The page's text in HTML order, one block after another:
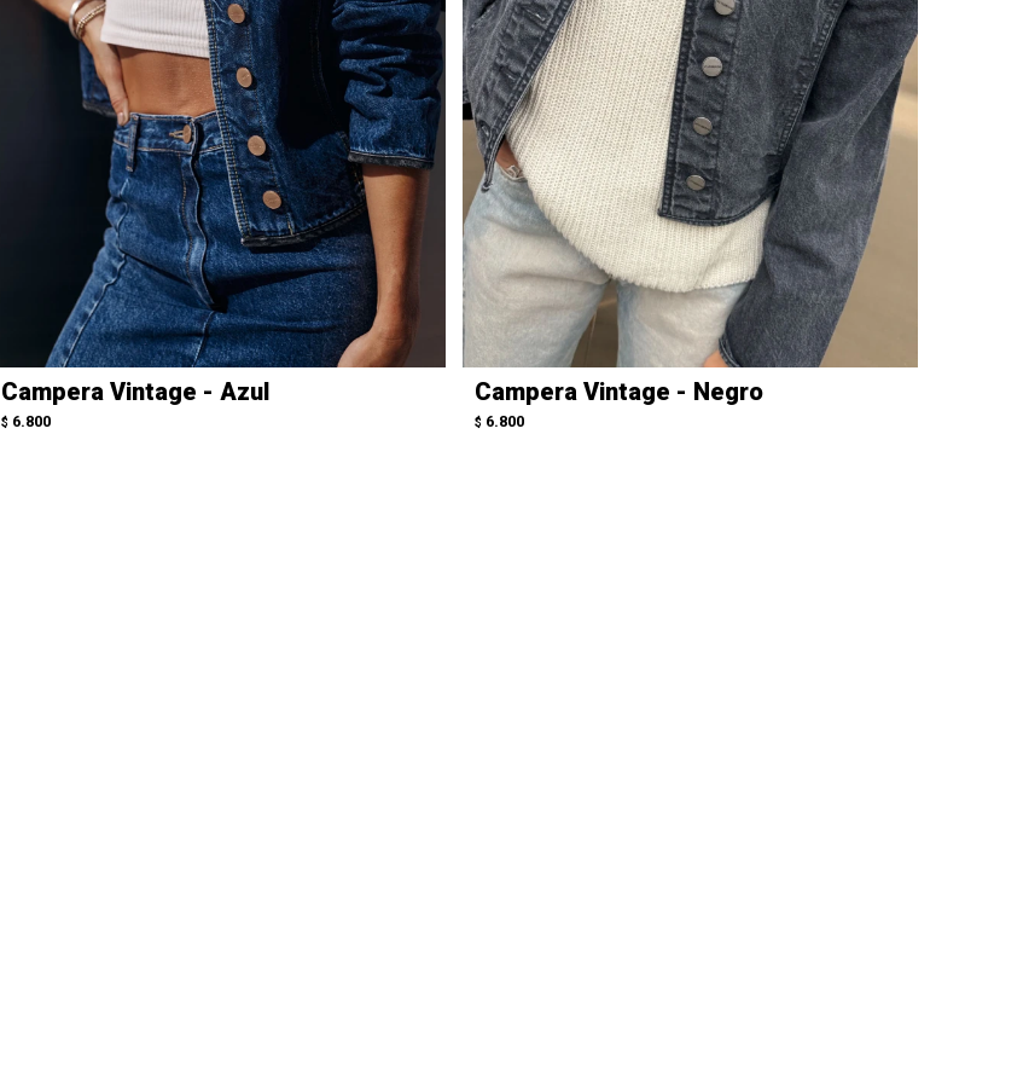
Campera Vintage - Azul
$ 6.800
Campera Vintage - Negro
$ 6.800